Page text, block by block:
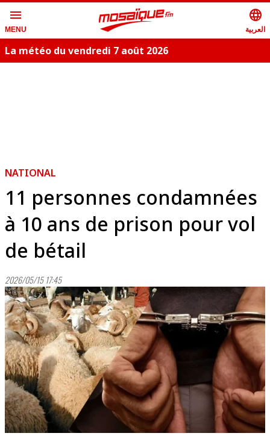
menu
MENU
language
العربية
La météo du vendredi 7 août 2026
NATIONAL
11 personnes condamnées
à 10 ans de prison pour vol
de bétail
2026/05/15 17:45